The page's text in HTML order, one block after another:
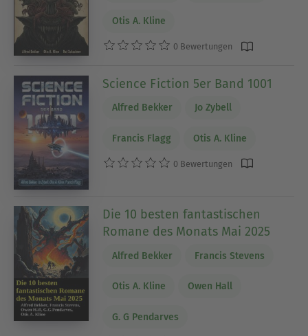
Otis A. Kline
0 Bewertungen
Science Fiction 5er Band 1001
Alfred Bekker Jo Zybell
Francis Flagg Otis A. Kline
0 Bewertungen
Die 10 besten fantastischen
Romane des Monats Mai 2025
Alfred Bekker Francis Stevens
Otis A. Kline Owen Hall
G. G Pendarves